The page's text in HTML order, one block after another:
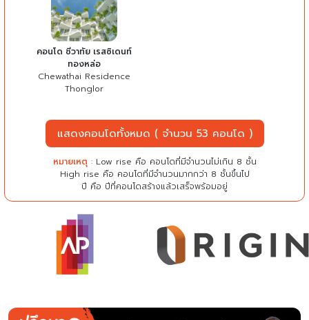
คอนโด ชีวาทัย เรสซิเดนท์
ทองหล่อ
Chewathai Residence
Thonglor
แสดงคอนโดทั้งหมด ( จำนวน 53 คอนโด )
หมายเหตุ : Low rise คือ คอนโดที่มีจำนวนไม่เกิน 8 ชั้น
High rise คือ คอนโดที่มีจำนวนมากกว่า 8 ชั้นขึ้นไป
ปี คือ ปีที่คอนโดสร้างแล้วเสร็จพร้อมอยู่